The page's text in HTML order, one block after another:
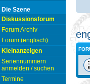
Die Szene
Diskussionsforum
Forum Archiv
Forum (englisch)
Kleinanzeigen
Seriennummern
anmelden / suchen
Termine